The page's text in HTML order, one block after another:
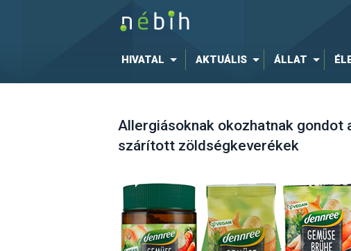
HIVATAL AKTUÁLIS ÁLLAT
Allergiásoknak okozhatnak gondot
szárított zöldségkeverékek